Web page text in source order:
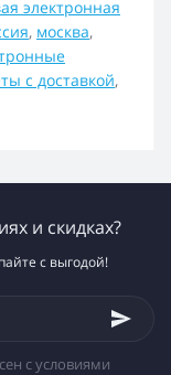
электронная
, москва,
с доставкой,
и скидках?
с выгодой!
с условиями